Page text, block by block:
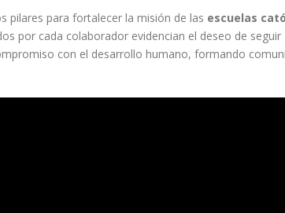
pilares para fortalecer la misión de las escuelas
por cada colaborador evidencian el deseo de seguir
con el desarrollo humano, formando